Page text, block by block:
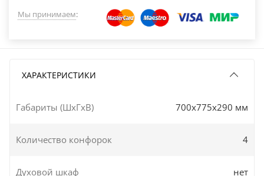
Мы принимаем:
ХАРАКТЕРИСТИКИ
Габариты (ШxГxВ) 700x775x290 мм
Количество конфорок 4
Духовой шкаф нет